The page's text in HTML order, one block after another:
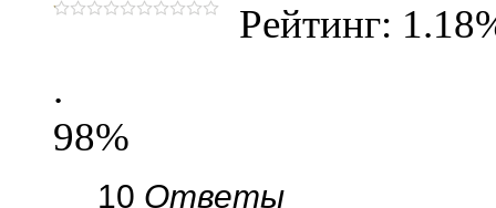
Рейтинг:
.
98%
10 Ответы